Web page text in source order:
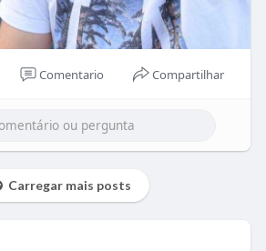
Comentario Compartilhar
Carregar mais posts